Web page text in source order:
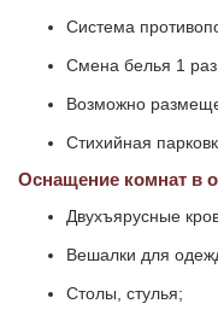
Система
Смена белья 1
Возможно
Стихийная
Оснащение комнат в
Двухъярусные
Вешалки для
Столы, стулья;